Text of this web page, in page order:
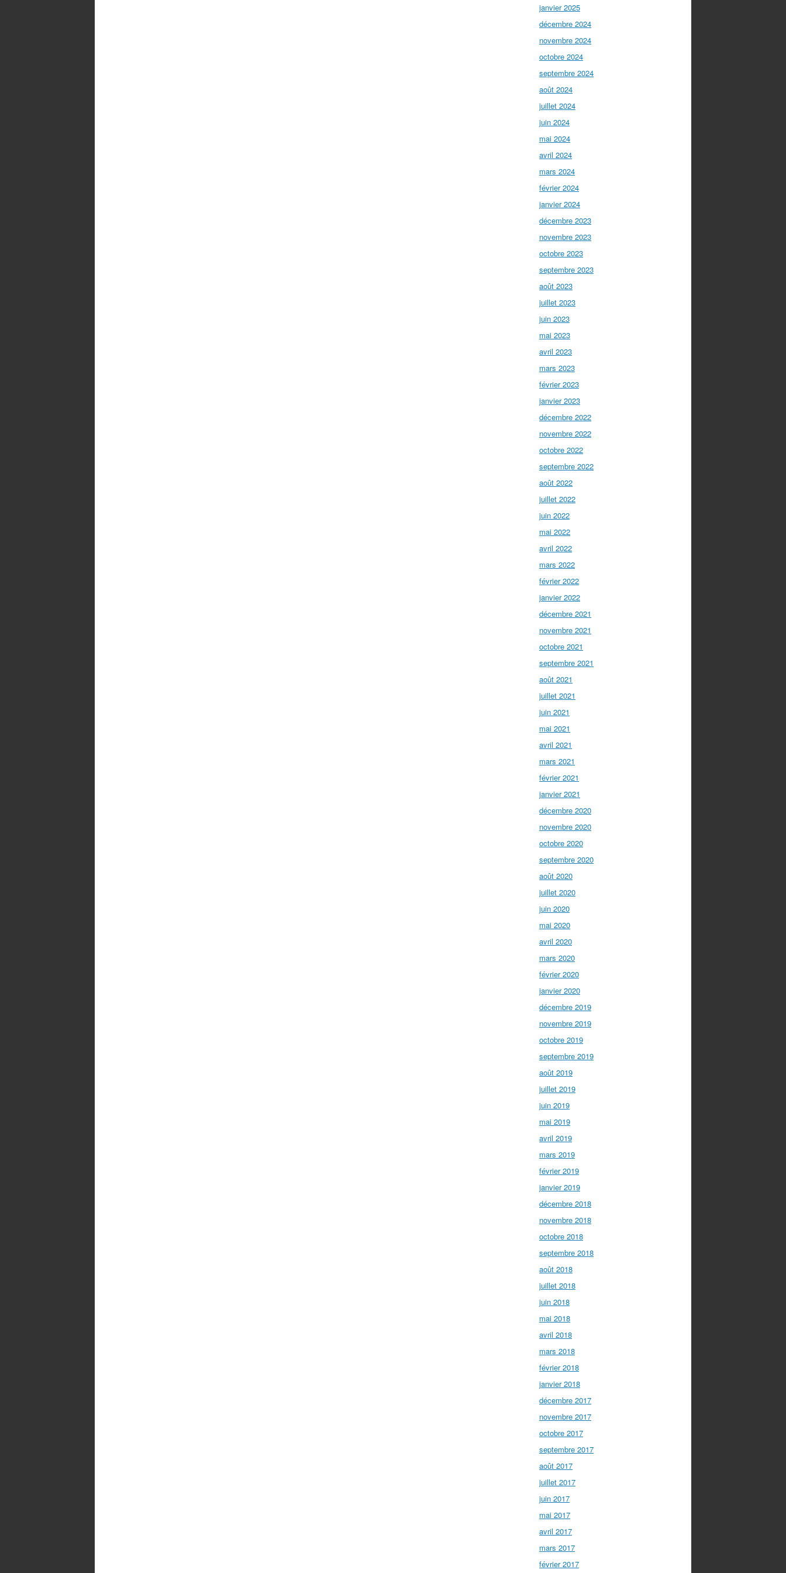
janvier 2025
décembre 2024
novembre 2024
octobre 2024
septembre 2024
août 2024
juillet 2024
juin 2024
mai 2024
avril 2024
mars 2024
février 2024
janvier 2024
décembre 2023
novembre 2023
octobre 2023
septembre 2023
août 2023
juillet 2023
juin 2023
mai 2023
avril 2023
mars 2023
février 2023
janvier 2023
décembre 2022
novembre 2022
octobre 2022
septembre 2022
août 2022
juillet 2022
juin 2022
mai 2022
avril 2022
mars 2022
février 2022
janvier 2022
décembre 2021
novembre 2021
octobre 2021
septembre 2021
août 2021
juillet 2021
juin 2021
mai 2021
avril 2021
mars 2021
février 2021
janvier 2021
décembre 2020
novembre 2020
octobre 2020
septembre 2020
août 2020
juillet 2020
juin 2020
mai 2020
avril 2020
mars 2020
février 2020
janvier 2020
décembre 2019
novembre 2019
octobre 2019
septembre 2019
août 2019
juillet 2019
juin 2019
mai 2019
avril 2019
mars 2019
février 2019
janvier 2019
décembre 2018
novembre 2018
octobre 2018
septembre 2018
août 2018
juillet 2018
juin 2018
mai 2018
avril 2018
mars 2018
février 2018
janvier 2018
décembre 2017
novembre 2017
octobre 2017
septembre 2017
août 2017
juillet 2017
juin 2017
mai 2017
avril 2017
mars 2017
février 2017